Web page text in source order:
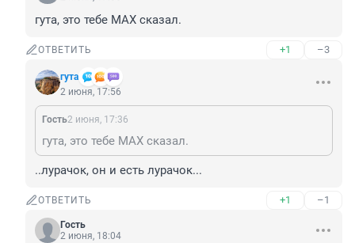
гута, это тебе МАХ сказал.
ОТВЕТИТЬ +1 –3
гута
2 июня, 17:56
Гость2 июня, 17:36
гута, это тебе МАХ сказал.
..лурачок, он и есть лурачок...
ОТВЕТИТЬ +1 –1
Гость
2 июня, 18:04